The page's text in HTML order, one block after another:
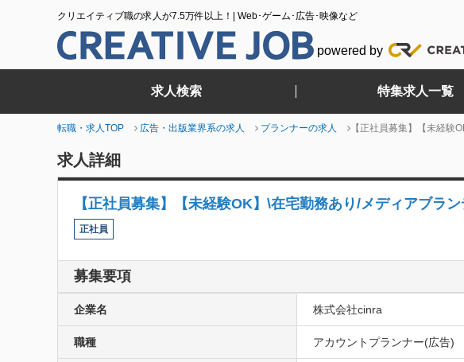
クリエイティブ職の求人が7.5万件以上！| Web･ゲーム･広告･映像など
powered by
求人検索 特集求人一覧
転職・求人TOP 広告・出版業界系の求人 プランナーの求人 【正社員募集】【未経験
求人詳細
【正社員募集】【未経験OK】\在宅勤務あり/メディアブラ
正社員
募集要項
企業名 株式会社cinra
職種 アカウントプランナー(広告)